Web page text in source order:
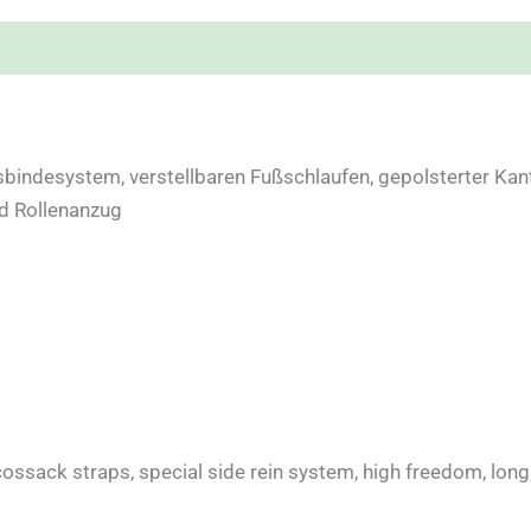
verstellbaren Fußschlaufen, gepolsterter
Rollenanzug
straps, special side rein system, high freedom,